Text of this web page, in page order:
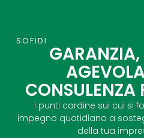
SOFIDI
GARANZIA,
i punti cardine sui cui si
impegno quotidiano a
della tua